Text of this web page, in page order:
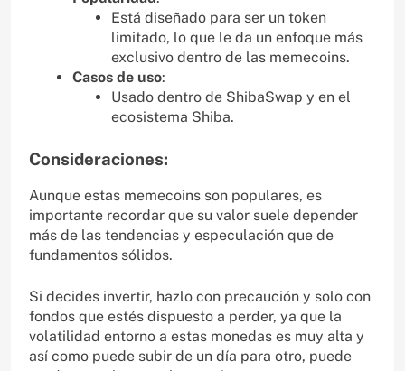
Está diseñado para ser un token
limitado, lo que le da un enfoque más
exclusivo dentro de las memecoins.
Casos de uso:
Usado dentro de ShibaSwap y en el
ecosistema Shiba.
Consideraciones:
Aunque estas memecoins son populares, es
importante recordar que su valor suele depender
más de las tendencias y especulación que de
fundamentos sólidos.
Si decides invertir, hazlo con precaución y solo con
fondos que estés dispuesto a perder, ya que la
volatilidad entorno a estas monedas es muy alta y
así como puede subir de un día para otro, puede